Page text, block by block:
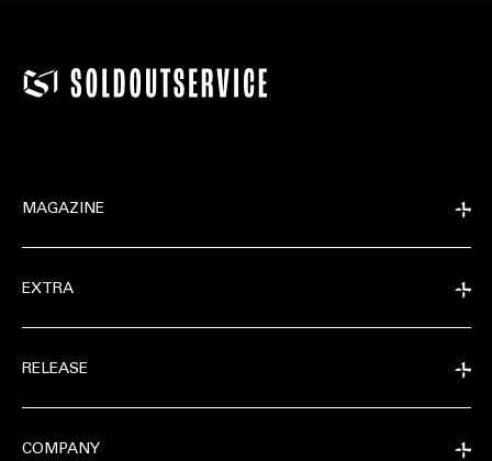
MAGAZINE
EXTRA
RELEASE
COMPANY